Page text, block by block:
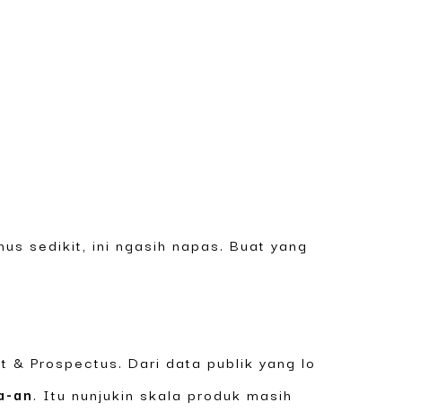
sedikit, ini ngasih napas. Buat yang
& Prospectus. Dari data publik yang lo
an. Itu nunjukin skala produk masih